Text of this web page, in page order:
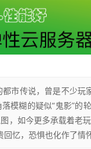
市传说，曾是不少
模糊的疑似“鬼影”
，如今更多承载着
忆，恐惧也化作了情